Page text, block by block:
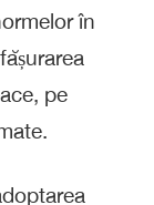
în
pe